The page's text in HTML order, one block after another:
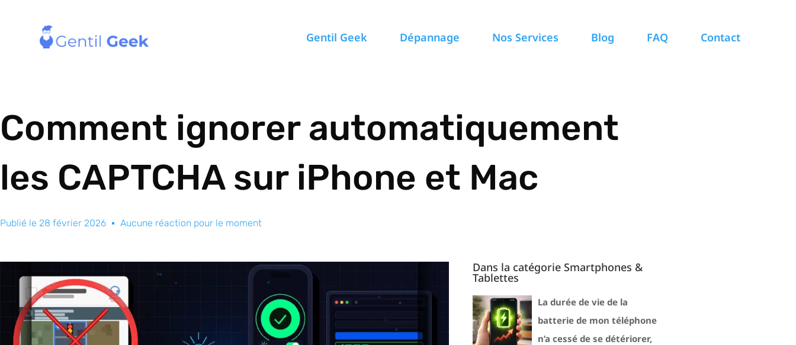
Gentil Geek Dépannage Nos Services Blog FAQ Contact
Comment ignorer automatiquement
les CAPTCHA sur iPhone et Mac
Publié le 28 février 2026 Aucune réaction pour le moment
Dans la catégorie Smartphones &
Tablettes
La durée de vie de la
batterie de mon téléphone
n’a cessé de se détériorer,